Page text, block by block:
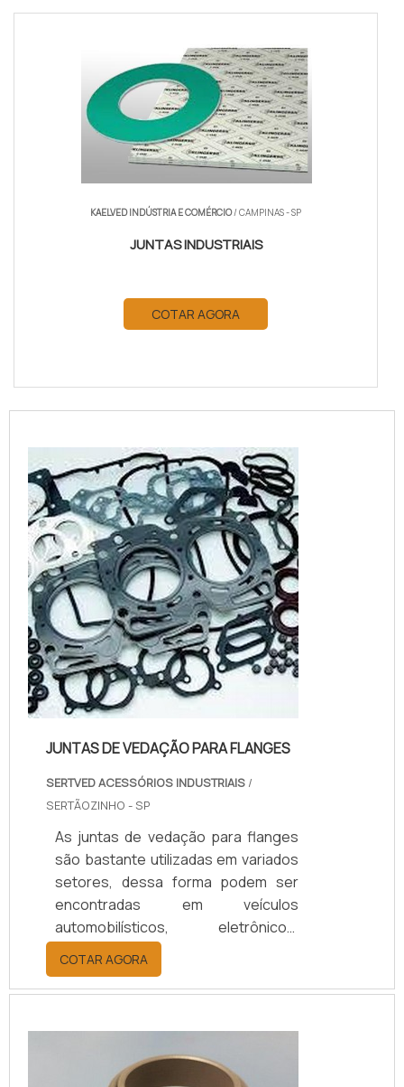
KAELVED INDÚSTRIA E COMÉRCIO/ CAMPINAS - SP
JUNTAS INDUSTRIAIS
COTAR AGORA
JUNTAS DE VEDAÇÃO PARA FLANGES
SERTVED ACESSÓRIOS INDUSTRIAIS /
SERTÃOZINHO - SP
As juntas de vedação para flanges
são bastante utilizadas em variados
setores, dessa forma podem ser
encontradas em veículos
automobilísticos, eletrônicos,
diferentes tipos de máquinas
industriais, entre outros. É um
material usado quando é necessário
componentes que precisam de
COTAR AGORA